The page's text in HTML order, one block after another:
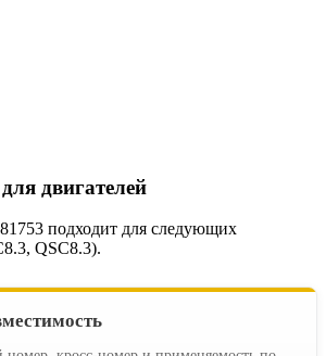
двигателей
подходит для следующих
QSC8.3).